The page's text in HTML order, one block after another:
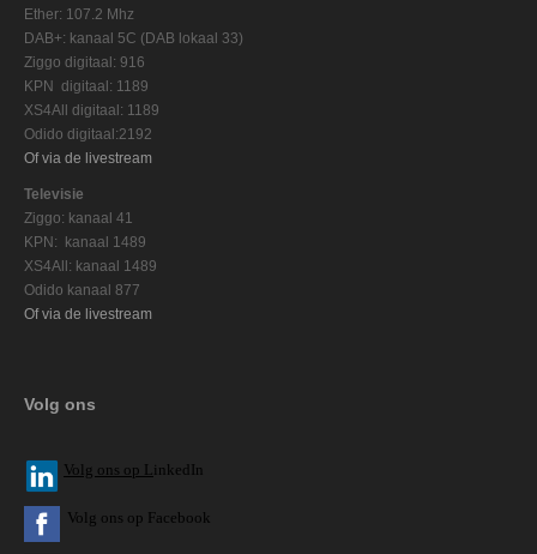
Ether: 107.2 Mhz
DAB+: kanaal 5C (DAB lokaal 33)
Ziggo digitaal: 916
KPN digitaal: 1189
XS4All digitaal: 1189
Odido digitaal:2192
Of via de livestream
Televisie
Ziggo: kanaal 41
KPN: kanaal 1489
XS4All: kanaal 1489
Odido kanaal 877
Of via de livestream
Volg ons
Volg ons op L inkedIn
Volg ons op Facebook